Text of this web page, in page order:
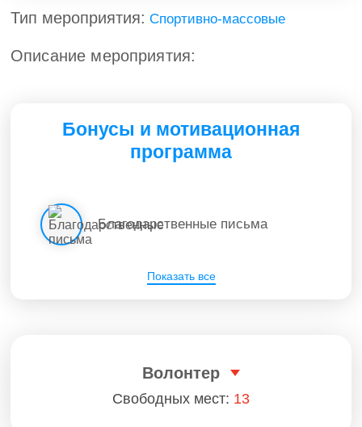
Тип мероприятия: Спортивно-массовые
Описание мероприятия:
Бонусы и мотивационная
программа
Показать все
Благодарственные письма
Волонтер
Свободных мест: 13